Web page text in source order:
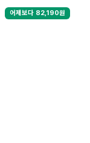
어제보다 82,190원